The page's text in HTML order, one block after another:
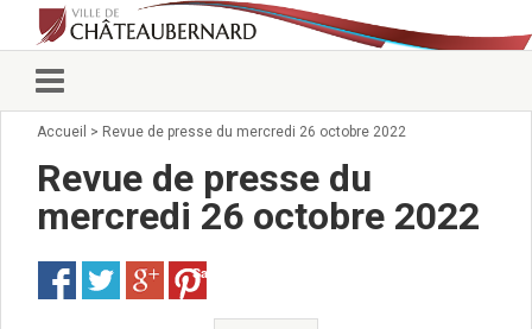
Vie municipale
Conseillers municipaux
Commissions 2026
Arrêtés du Maire
Services municipaux
Accueil > Revue de presse du mercredi 26 octobre 2022
Revue de presse du
mercredi 26 octobre 2022
Save